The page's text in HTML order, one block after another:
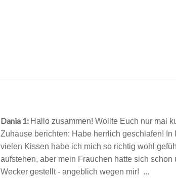
Dania 1: Hallo zusammen! Wollte Euch nur mal
Zuhause berichten: Habe herrlich geschlafen! In
vielen Kissen habe ich mich so richtig wohl
aufstehen, aber mein Frauchen hatte sich schon
Wecker gestellt - angeblich wegen mir! ...